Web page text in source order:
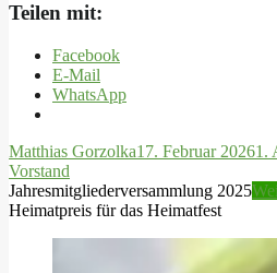
Teilen mit:
Facebook
E-Mail
WhatsApp
Matthias Gorzolka17. Februar 20261.
Vorstand
Jahresmitgliederversammlung 2025
Heimatpreis für das Heimatfest